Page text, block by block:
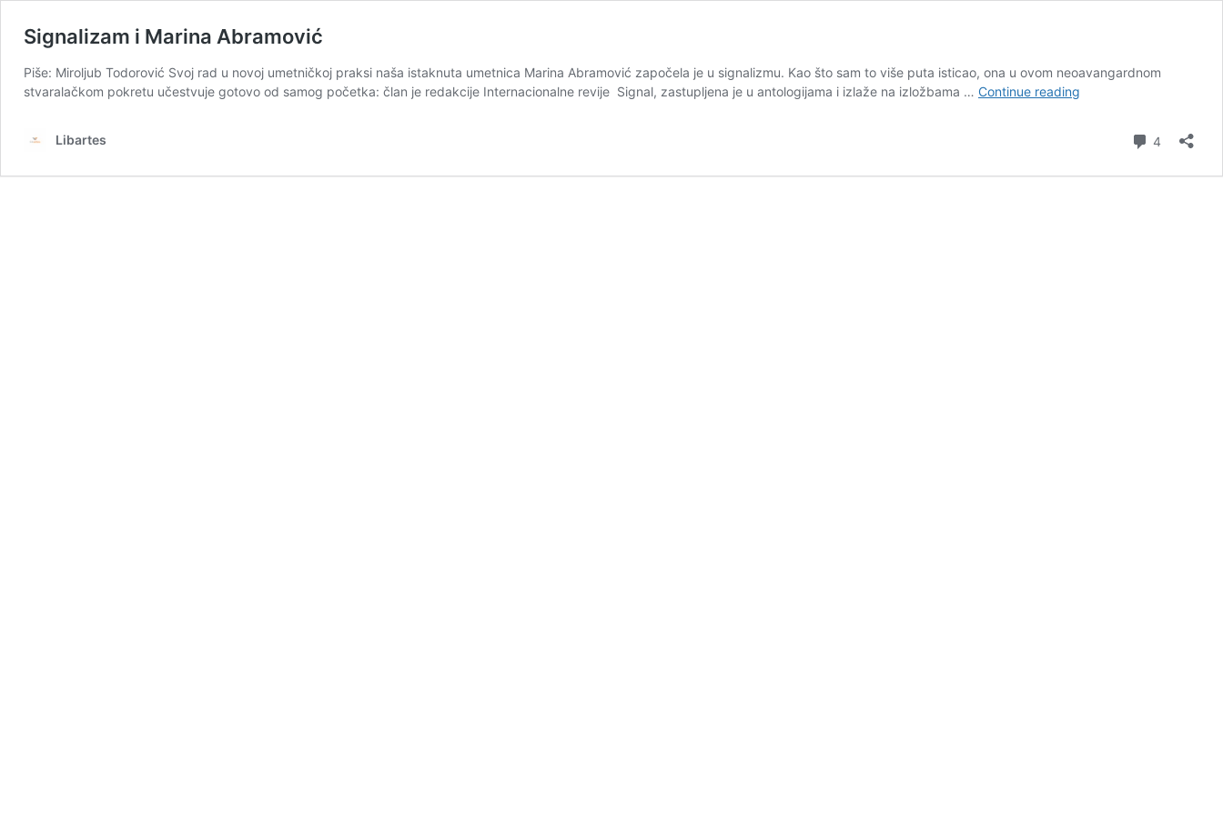
Signalizam i Marina Abramović
Piše: Miroljub Todorović Svoj rad u novoj umetničkoj praksi naša istaknuta umetnica Marina Abramović započela je u signalizmu. Kao što sam to više puta isticao, ona u ovom neoavangardnom
stvaralačkom pokretu učestvuje gotovo od samog početka: član je redakcije Internacionalne revije Signal, zastupljena je u antologijama i izlaže na izložbama … Continue reading
Abramović
Libartes 4 Comments